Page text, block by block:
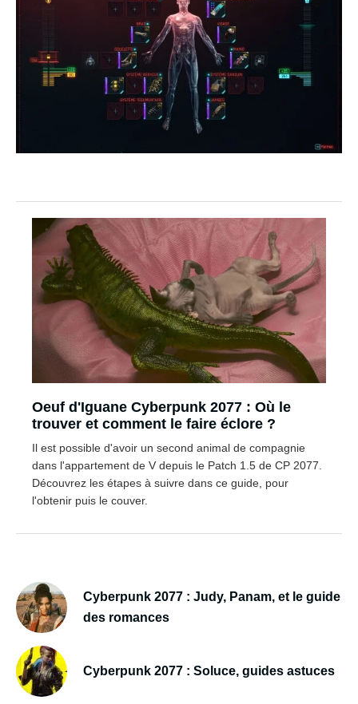
Oeuf d'Iguane Cyberpunk 2077 : Où le
trouver et comment le faire éclore ?
Il est possible d'avoir un second animal de compagnie
dans l'appartement de V depuis le Patch 1.5 de CP 2077.
Découvrez les étapes à suivre dans ce guide, pour
l'obtenir puis le couver.
Cyberpunk 2077 : Judy, Panam, et le guide
des romances
Cyberpunk 2077 : Soluce, guides astuces